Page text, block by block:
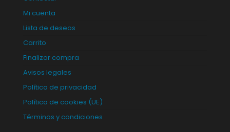
Mi cuenta
Lista de deseos
Carrito
Finalizar compra
Avisos legales
Política de privacidad
Política de cookies (UE)
Términos y condiciones